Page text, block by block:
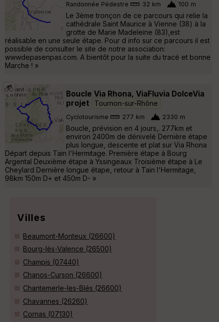
Randonnée Pédestre 32 km 100 m
Le 3ème tronçon de ce parcours qui relie la
cathédrale Saint Maurice à Vienne (38) à la
grotte de Marie Madeleine (83),est
réalisable en une seule étape. Pour d info sur ce parcours il est
possible de consulter le site de notre association:
wwwdepasenpas.com. A bientôt pour la suite du tracé et bonne
Marche ! »
Boucle Via Rhona, ViaFluvia DolceVia
projet
Tournon-sur-Rhône
Cyclotourisme 277 km 2330 m
Boucle, prévision en 4 jours,. 277km et
environ 2400m de dénivelé Dernière étape
plus longue, descente et plat sur Via Rhona
Départ depuis Tain l'Hermitage. Première étape à Bourg
Argental Deuxième étape à Yssingeaux Troisième étape à Le
Cheylard Dernière longue étape, retour à Tain l'Hermitage,
98km 150m D+ et 450m D- »
Villes
Beaumont-Monteux (26600)
Bourg-lès-Valence (26500)
Champis (07440)
Chanos-Curson (26600)
Chantemerle-les-Blés (26600)
Chavannes (26260)
Cornas (07130)